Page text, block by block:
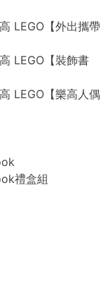
LEGO【外出攜帶
LEGO【裝飾書
LEGO【樂高人偶
禮盒組
LEGO【外出攜帶
LEGO【裝飾書
LEGO【樂高人偶
禮盒組